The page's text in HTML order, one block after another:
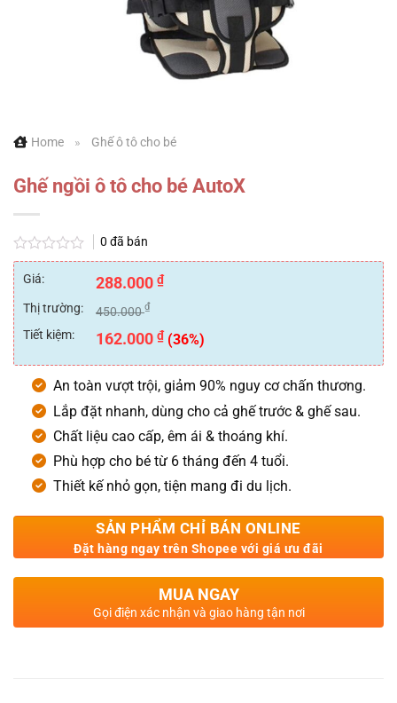
Home » Ghế ô tô cho bé
Ghế ngồi ô tô cho bé AutoX
Được
xếp
hạng
0
5
sao
0 đã bán
Giá: 288.000 ₫
Thị trường:
450.000₫
Tiết kiệm: 162.000 ₫ (36%)
An toàn vượt trội, giảm 90% nguy cơ chấn thương.
Lắp đặt nhanh, dùng cho cả ghế trước & ghế sau.
Chất liệu cao cấp, êm ái & thoáng khí.
Phù hợp cho bé từ 6 tháng đến 4 tuổi.
Thiết kế nhỏ gọn, tiện mang đi du lịch.
SẢN PHẨM CHỈ BÁN ONLINE
Đặt hàng ngay trên Shopee với giá ưu đãi
MUA NGAY
Gọi điện xác nhận và giao hàng tận nơi